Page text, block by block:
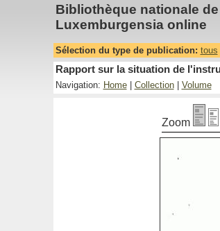
Bibliothèque nationale
Luxemburgensia online
Sélection du type de publication: tous
Rapport sur la situation de
Navigation: Home| Collection| Volume
Zoom